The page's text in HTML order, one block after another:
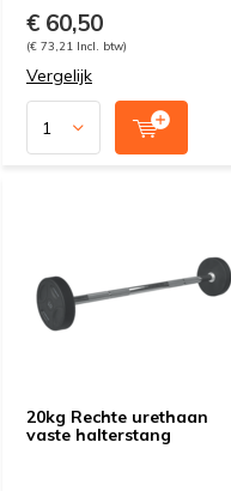
€ 60,50
(€ 73,21 Incl. btw)
Vergelijk
20kg Rechte urethaan
vaste halterstang